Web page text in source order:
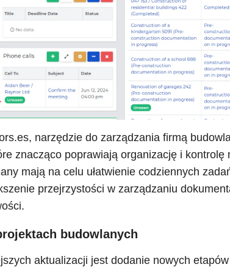
narzędzie do zarządzania firmą
znacząco poprawiają organizację i kontrolę
mają na celu ułatwienie codziennych
przejrzystości w zarządzaniu
budowlanych
aktualizacji jest dodanie nowych